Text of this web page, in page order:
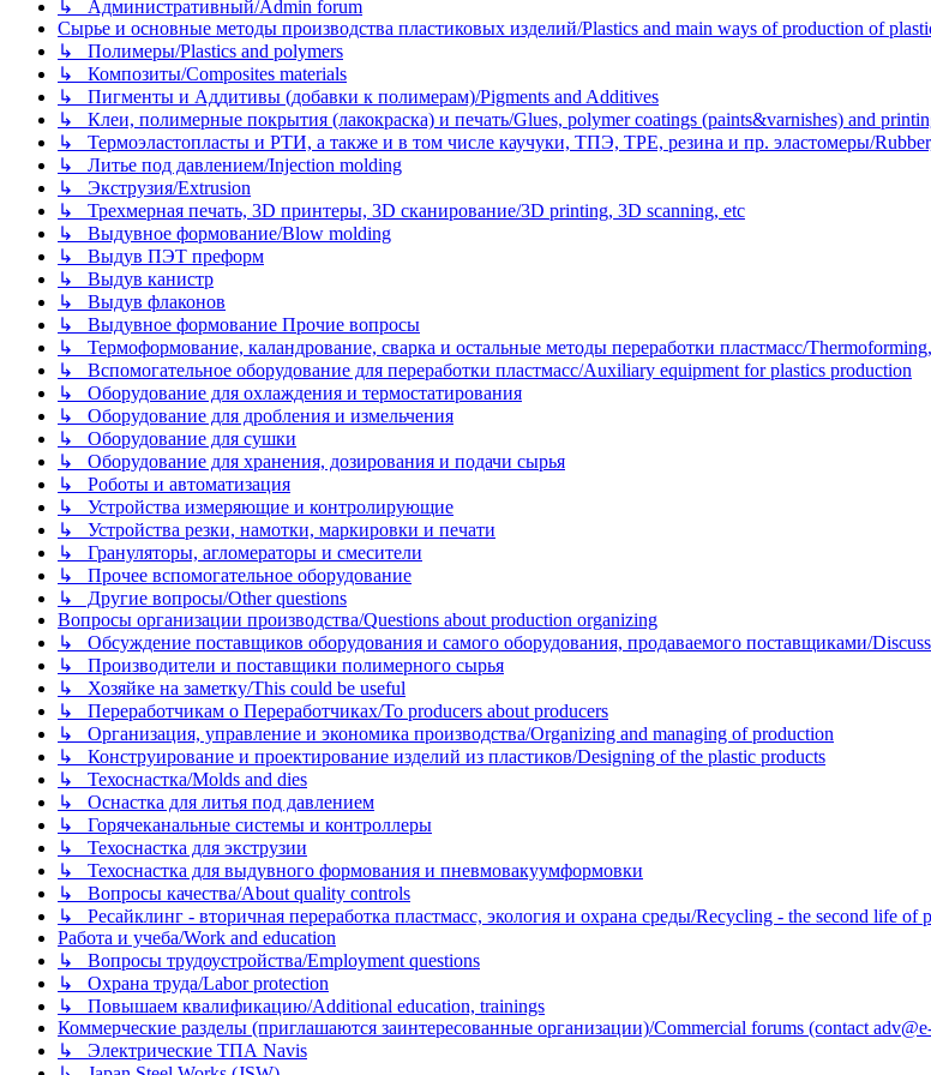
↳ Административный/Admin forum
Сырье и основные методы производства пластиковых изделий/Plastics and main ways of production of
↳ Полимеры/Plastics and polymers
↳ Композиты/Сomposites materials
↳ Пигменты и Аддитивы (добавки к полимерам)/Pigments and Additives
↳ Клеи, полимерные покрытия (лакокраска) и печать/Glues, polymer coatings (paints&varnishes) and
↳ Термоэластопласты и РТИ, а также и в том числе каучуки, ТПЭ, TPE, резина и пр. эластомеры/
↳ Литье под давлением/Injection molding
↳ Экструзия/Extrusion
↳ Трехмерная печать, 3D принтеры, 3D сканирование/3D printing, 3D scanning, etc
↳ Выдувное формование/Blow molding
↳ Выдув ПЭТ преформ
↳ Выдув канистр
↳ Выдув флаконов
↳ Выдувное формование Прочие вопросы
↳ Термоформование, каландрование, сварка и остальные методы переработки пластмасс/
↳ Вспомогательное оборудование для переработки пластмасс/Auxiliary equipment for plastics production
↳ Оборудование для охлаждения и термостатирования
↳ Оборудование для дробления и измельчения
↳ Оборудование для сушки
↳ Оборудование для хранения, дозирования и подачи сырья
↳ Роботы и автоматизация
↳ Устройства измеряющие и контролирующие
↳ Устройства резки, намотки, маркировки и печати
↳ Грануляторы, агломераторы и смесители
↳ Прочее вспомогательное оборудование
↳ Другие вопросы/Other questions
Вопросы организации производства/Questions about production organizing
↳ Обсуждение поставщиков оборудования и самого оборудования, продаваемого поставщиками/
↳ Производители и поставщики полимерного сырья
↳ Хозяйке на заметку/This could be useful
↳ Переработчикам о Переработчиках/To producers about producers
↳ Организация, управление и экономика производства/Organizing and managing of production
↳ Конструирование и проектирование изделий из пластиков/Designing of the plastic products
↳ Техоснастка/Molds and dies
↳ Оснастка для литья под давлением
↳ Горячеканальные системы и контроллеры
↳ Техоснастка для экструзии
↳ Техоснастка для выдувного формования и пневмовакуумформовки
↳ Вопросы качества/About quality controls
↳ Ресайклинг - вторичная переработка пластмасс, экология и охрана среды/Recycling - the second life of
Работа и учеба/Work and education
↳ Вопросы трудоустройства/Employment questions
↳ Охрана труда/Labor protection
↳ Повышаем квалификацию/Additional education, trainings
Коммерческие разделы (приглашаются заинтересованные организации)/Commercial forums (contact
↳ Электрические ТПА Navis